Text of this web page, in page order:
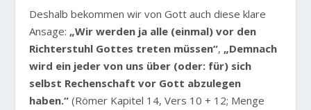
Deshalb bekommen wir von Gott auch diese klare
Ansage: „Wir werden ja alle (einmal) vor den
Richterstuhl Gottes treten müssen“, „Demnach
wird ein jeder von uns über (oder: für) sich
selbst Rechenschaft vor Gott abzulegen
haben.“ (Römer Kapitel 14, Vers 10 + 12; Menge